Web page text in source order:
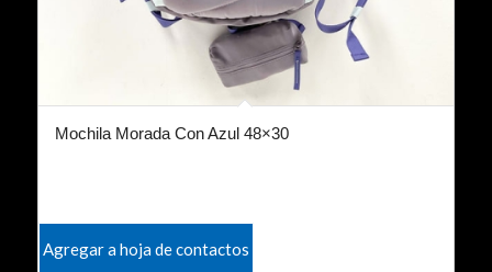
Mochila Morada Con Azul 48×30
Agregar a hoja de contactos